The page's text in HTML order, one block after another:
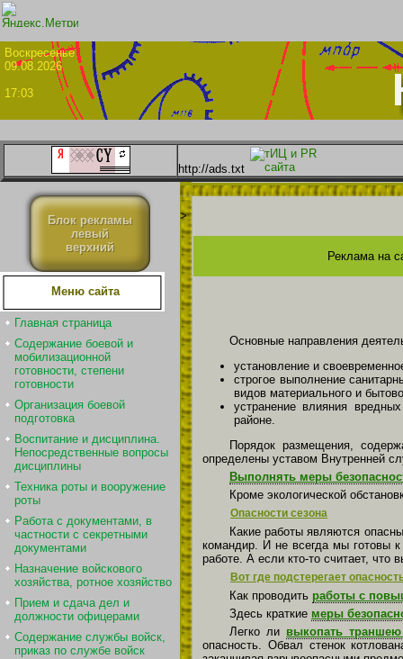
09.08.2026
17:03
http://ads.txt
Блок рекламы
левый
верхний
Меню сайта
Главная страница
Содержание боевой и
мобилизационной
готовности, степени
готовности
Организация боевой
подготовка
Воспитание и дисциплина.
Непосредственные вопросы
дисциплины
Техника роты и вооружение
роты
Работа с документами, в
частности с секретными
документами
Назначение войскового
хозяйства, ротное хозяйство
Прием и сдача дел и
должности офицерами
Содержание службы войск,
приказ по службе войск
>
Реклама на
Основные направления
установление и
строгое выполнение
видов материального и
устранение влияния
районе.
Порядок размещения,
определены уставом Внутренней
Выполнять меры
Кроме экологической
Опасности сезона
Какие работы являются
командир. И не всегда мы готовы
работе. А если кто-то считает, что
Вот где подстерегает
Как проводить работы с
Здесь краткие меры
Легко ли выкопать
опасность. Обвал стенок